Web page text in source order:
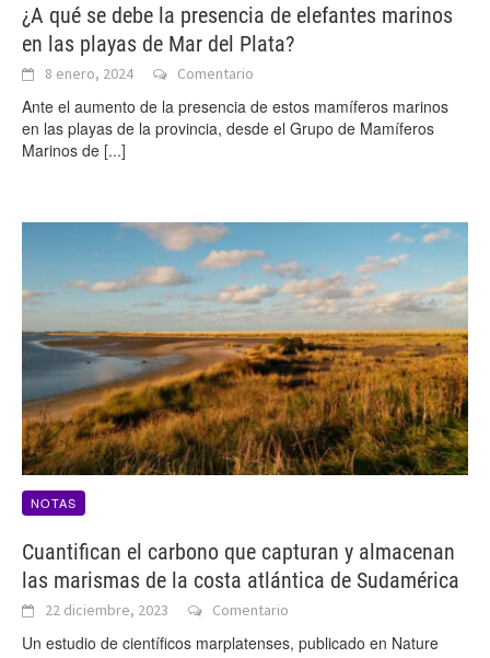
¿A qué se debe la presencia de elefantes marinos
en las playas de Mar del Plata?
8 enero, 2024 Comentario
Ante el aumento de la presencia de estos mamíferos marinos
en las playas de la provincia, desde el Grupo de Mamíferos
Marinos de [...]
NOTAS
Cuantifican el carbono que capturan y almacenan
las marismas de la costa atlántica de Sudamérica
22 diciembre, 2023 Comentario
Un estudio de científicos marplatenses, publicado en Nature